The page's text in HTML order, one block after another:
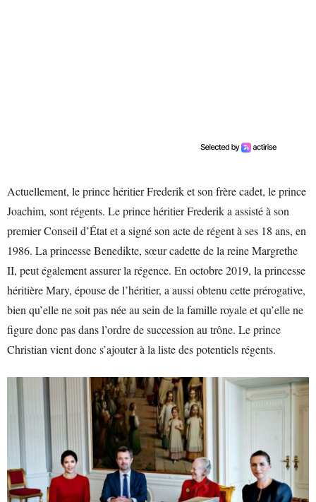
Actuellement, le prince héritier Frederik et son frère cadet, le prince
Joachim, sont régents. Le prince héritier Frederik a assisté à son
premier Conseil d’État et a signé son acte de régent à ses 18 ans, en
1986. La princesse Benedikte, sœur cadette de la reine Margrethe
II, peut également assurer la régence. En octobre 2019, la princesse
héritière Mary, épouse de l’héritier, a aussi obtenu cette prérogative,
bien qu’elle ne soit pas née au sein de la famille royale et qu’elle ne
figure donc pas dans l’ordre de succession au trône. Le prince
Christian vient donc s’ajouter à la liste des potentiels régents.